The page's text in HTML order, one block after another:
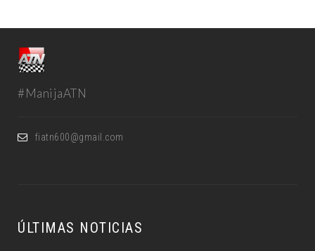
#ManijaATN
fiatn600@gmail.com
ÚLTIMAS NOTICIAS